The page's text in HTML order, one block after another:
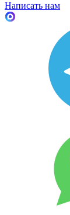
Написать нам